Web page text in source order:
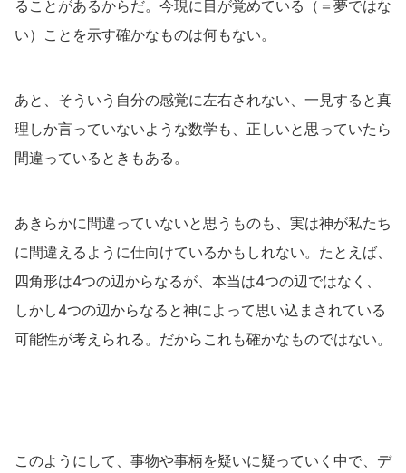
ることがあるからだ。今現に目が覚めている（＝夢ではな
い）ことを示す確かなものは何もない。
あと、そういう自分の感覚に左右されない、一見すると真
理しか言っていないような数学も、正しいと思っていたら
間違っているときもある。
あきらかに間違っていないと思うものも、実は神が私たち
に間違えるように仕向けているかもしれない。たとえば、
四角形は4つの辺からなるが、本当は4つの辺ではなく、
しかし4つの辺からなると神によって思い込まされている
可能性が考えられる。だからこれも確かなものではない。
このようにして、事物や事柄を疑いに疑っていく中で、デ